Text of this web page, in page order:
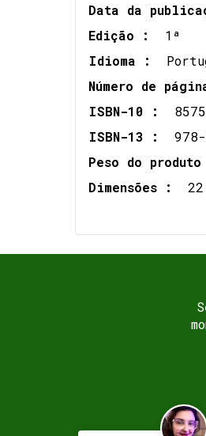
Data da
Edição : 1ª
Idioma :
Número de
ISBN-10 :
ISBN-13 :
Peso do
Dimensões :